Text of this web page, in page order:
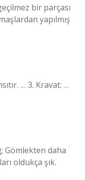
bir parçası
yapılmış
… 3. Kravat: …
Gömlekten daha
oldukça şık.